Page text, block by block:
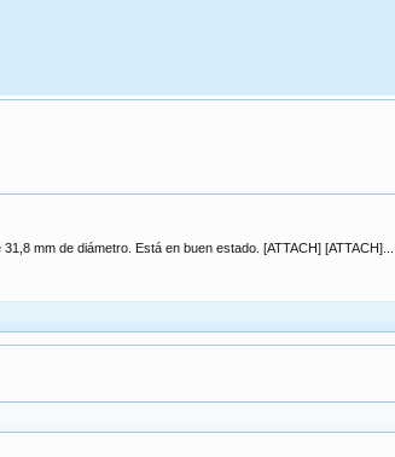
mm de diámetro. Está en buen estado. [ATTACH] [ATTACH]...